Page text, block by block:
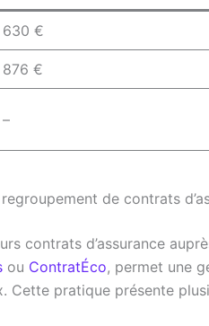
630 €
876 €
–
de contrats
contrats d’assurance
ou ContratÉco, permet une
Cette pratique présente